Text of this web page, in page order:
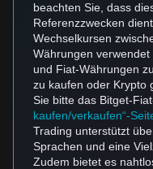
beachten Sie, dass
Referenzzwecken
Wechselkursen
Währungen
und Fiat-Währungen
zu kaufen oder Krypto
Sie bitte das Bitget-
kaufen/verkaufen“-
Trading unterstützt
Sprachen und eine
Zudem bietet es